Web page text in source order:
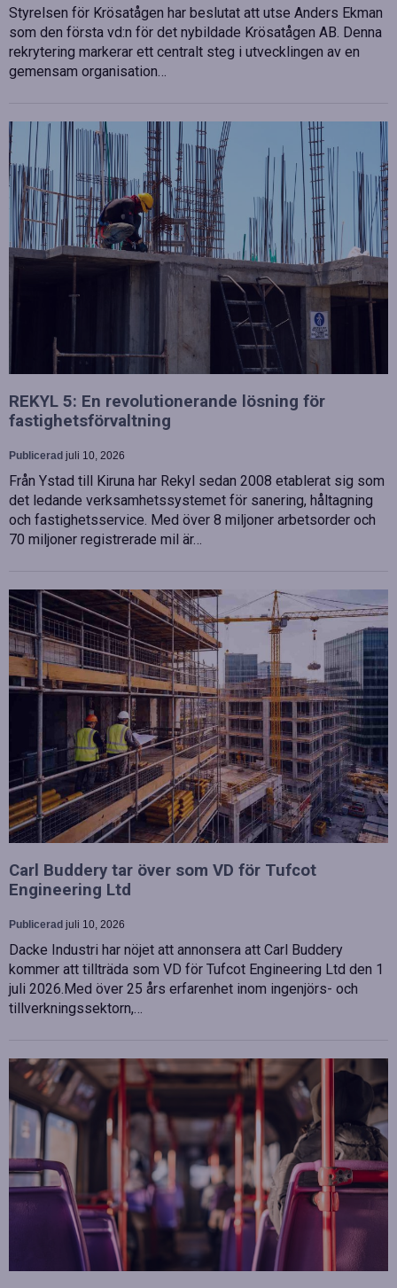
Styrelsen för Krösatågen har beslutat att utse Anders Ekman
som den första vd:n för det nybildade Krösatågen AB. Denna
rekrytering markerar ett centralt steg i utvecklingen av en
gemensam organisation…
REKYL 5: En revolutionerande lösning för
fastighetsförvaltning
Publicerad juli 10, 2026
Från Ystad till Kiruna har Rekyl sedan 2008 etablerat sig som
det ledande verksamhetssystemet för sanering, håltagning
och fastighetsservice. Med över 8 miljoner arbetsorder och
70 miljoner registrerade mil är…
Carl Buddery tar över som VD för Tufcot
Engineering Ltd
Publicerad juli 10, 2026
Dacke Industri har nöjet att annonsera att Carl Buddery
kommer att tillträda som VD för Tufcot Engineering Ltd den 1
juli 2026.Med över 25 års erfarenhet inom ingenjörs- och
tillverkningssektorn,…